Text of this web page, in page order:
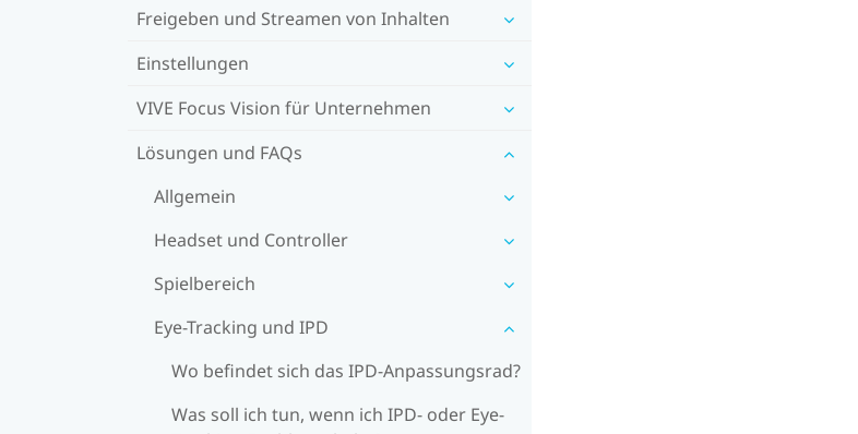
Freigeben und Streamen von Inhalten
Einstellungen
VIVE Focus Vision für Unternehmen
Lösungen und FAQs
Allgemein
Headset und Controller
Spielbereich
Eye-Tracking und IPD
Wo befindet sich das IPD-Anpassungsrad?
Was soll ich tun, wenn ich IPD- oder Eye-